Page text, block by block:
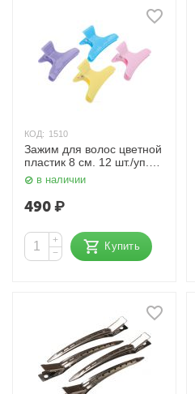
КОД: 1510
Зажим для волос цветной
пластик 8 см. 12 шт./уп.
CL-2202 Dewal
в наличии
490₽
+
−
Купить